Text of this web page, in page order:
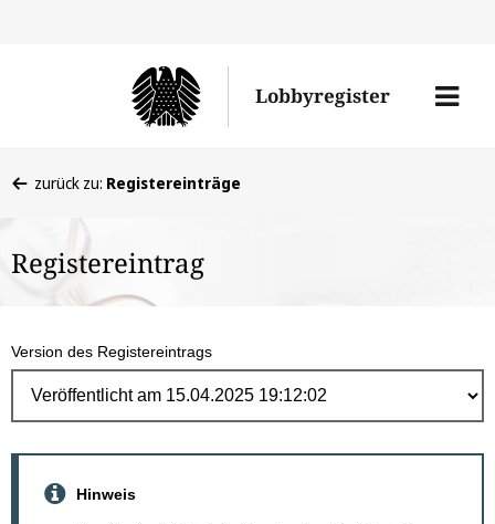
Lobbyregister
Menü
befinden
hier:
zurück zu: Registereinträge
Registereintrag
Version des Registereintrags
Hinweis